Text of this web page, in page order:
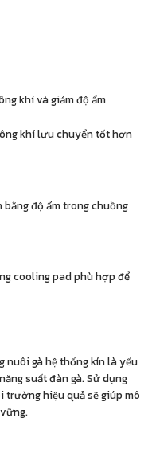
khí và giảm độ ẩm
khí lưu chuyển tốt hơn
độ ẩm trong chuồng
cooling pad phù hợp để
nuôi gà hệ thống kín là yếu
suất đàn gà. Sử dụng
hiệu quả sẽ giúp mô